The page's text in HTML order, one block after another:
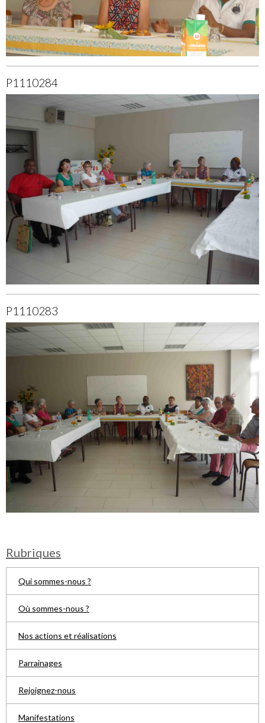
P1110284
P1110283
Rubriques
Qui sommes-nous ?
Où sommes-nous ?
Nos actions et réalisations
Parrainages
Rejoignez-nous
Manifestations